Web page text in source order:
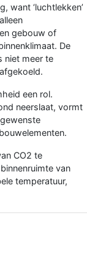
want ‘luchtlekken’
gebouw of
De
niet meer te
een rol.
neerslaat, vormt
CO2 te
van
temperatuur,